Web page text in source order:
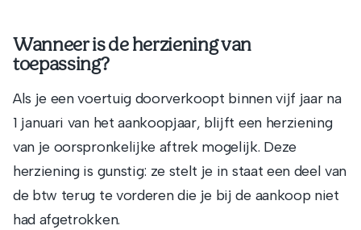
Wanneer is de herziening van
toepassing?
Als je een voertuig doorverkoopt binnen vijf jaar na
1 januari van het aankoopjaar, blijft een herziening
van je oorspronkelijke aftrek mogelijk. Deze
herziening is gunstig: ze stelt je in staat een deel van
de btw terug te vorderen die je bij de aankoop niet
had afgetrokken.